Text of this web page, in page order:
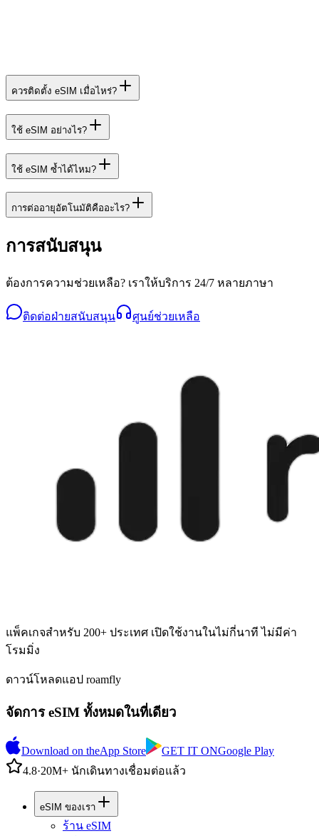
ควรติดตั้ง eSIM เมื่อไหร่?
ใช้ eSIM อย่างไร?
ใช้ eSIM ซ้ำได้ไหม?
การต่ออายุอัตโนมัติคืออะไร?
การสนับสนุน
ต้องการความช่วยเหลือ? เราให้บริการ 24/7 หลายภาษา
ติดต่อฝ่ายสนับสนุน ศูนย์ช่วยเหลือ
แพ็คเกจสำหรับ 200+ ประเทศ เปิดใช้งานในไม่กี่นาที ไม่มีค่า
โรมมิ่ง
ดาวน์โหลดแอป roamfly
จัดการ eSIM ทั้งหมดในที่เดียว
Download on theApp Store GET IT ONGoogle Play
4.8·20M+ นักเดินทางเชื่อมต่อแล้ว
eSIM ของเรา
ร้าน eSIM